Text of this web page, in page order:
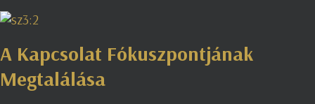
A Kapcsolat Fókuszpontjának
Megtalálása